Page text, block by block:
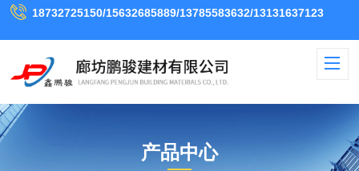
18732725150/15632685889/13785583632/13131637123
产品中心